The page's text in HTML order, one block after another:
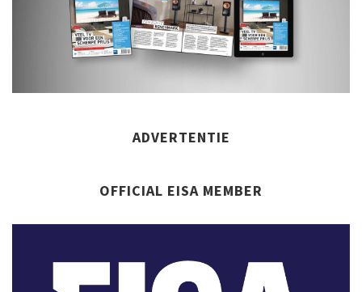
ADVERTENTIE
OFFICIAL EISA MEMBER